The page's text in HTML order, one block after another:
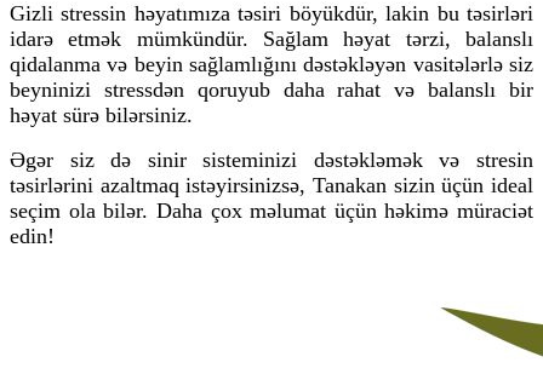
Gizli stressin həyatımıza təsiri böyükdür, lakin bu təsirləri
idarə etmək mümkündür. Sağlam həyat tərzi, balanslı
qidalanma və beyin sağlamlığını dəstəkləyən vasitələrlə siz
beyninizi stressdən qoruyub daha rahat və balanslı bir
həyat sürə bilərsiniz.
Əgər siz də sinir sisteminizi dəstəkləmək və stresin
təsirlərini azaltmaq istəyirsinizsə, Tanakan sizin üçün ideal
seçim ola bilər. Daha çox məlumat üçün həkimə müraciət
edin!